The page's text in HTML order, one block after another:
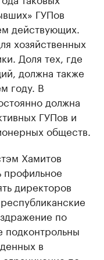
ГУПов
действующих.
хозяйственных
Доля тех, где
должна также
году. В
должна
ГУПов и
обществ.
Хамитов
профильное
директоров
по
подконтрольны
в